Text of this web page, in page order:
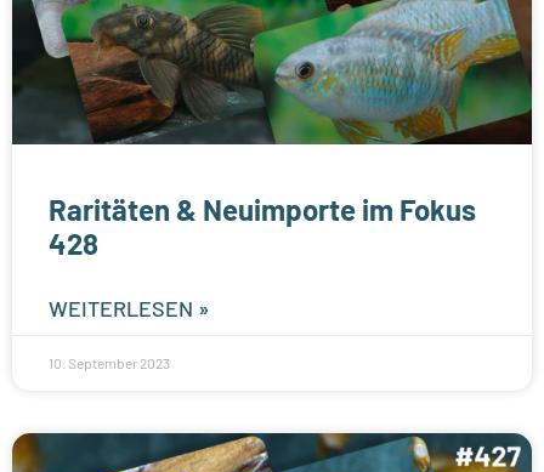
Raritäten & Neuimporte im Fokus
428
WEITERLESEN »
10. September 2023